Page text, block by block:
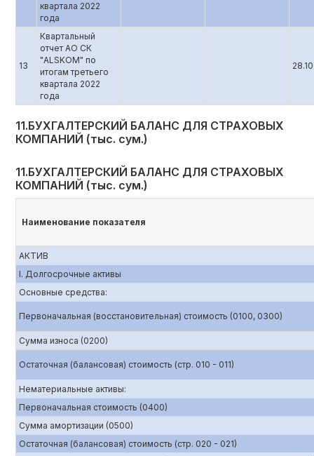
квартала 2022
года
13
Квартальный
отчет АО СК
"ALSKOM" по
итогам третьего
квартала 2022
года
11.БУХГАЛТЕРСКИЙ БАЛАНС ДЛЯ СТРАХОВЫХ
КОМПАНИЙ (тыс. сум.)
11.БУХГАЛТЕРСКИЙ БАЛАНС ДЛЯ СТРАХОВЫХ
КОМПАНИЙ (тыс. сум.)
Наименование показателя
АКТИВ
I. Долгосрочные активы
Основные средства:
Первоначальная (восстановительная) стоимость (0100, 0300)
Сумма износа (0200)
Остаточная (балансовая) стоимость (стр. 010 - 011)
Нематериальные активы:
Первоначальная стоимость (0400)
Сумма амортизации (0500)
Остаточная (балансовая) стоимость (стр. 020 - 021)